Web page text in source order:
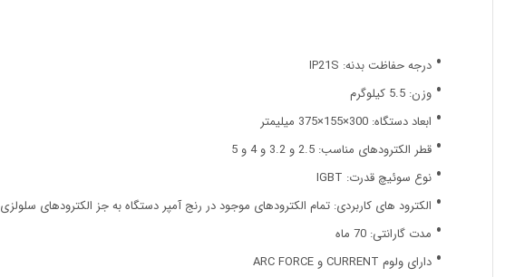
درجه حفاظت بدنه: IP21S
وزن: 5.5 کیلوگرم
ابعاد دستگاه: 300×155×375 میلیمتر
قطر الکترودهای مناسب: 2.5 و 3.2 و 4 و 5
نوع سوئیچ قدرت: IGBT
الکترود های کاربردی: تمام الكترودهای موجود در رنج آمپر دستگاه به جز الكترودهای سلولزی
مدت گارانتی: 70 ماه
دارای ولوم CURRENT و ARC FORCE